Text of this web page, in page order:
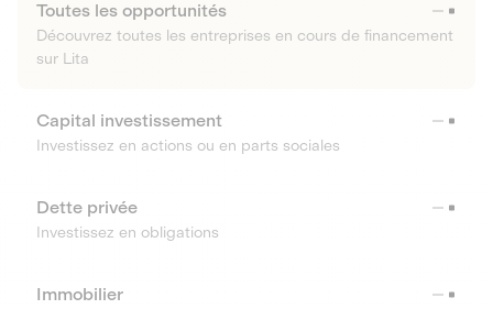
Toutes les opportunités
Découvrez toutes les entreprises en cours de financement
sur Lita
Capital investissement
Investissez en actions ou en parts sociales
Dette privée
Investissez en obligations
Immobilier